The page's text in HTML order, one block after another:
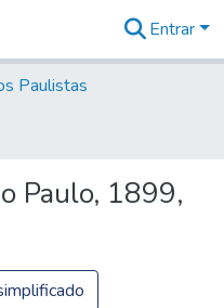
Entrar
Paulistas
Paulo, 1899,